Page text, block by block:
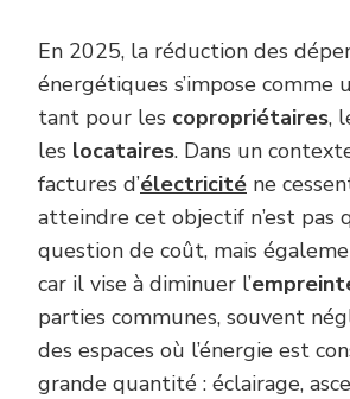
En 2025, la réduction des
énergétiques s’impose comme
tant pour les copropriétaires,
les locataires. Dans un
factures d’électricité ne
atteindre cet objectif n’est pas
question de coût, mais
car il vise à diminuer l’
parties communes, souvent
des espaces où l’énergie est
grande quantité : éclairage,